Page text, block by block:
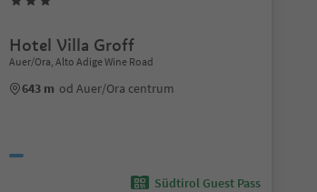
Hotel Villa Groff
Auer/Ora, Alto Adige Wine Road
643 m od Auer/Ora centrum
Südtirol Guest Pass